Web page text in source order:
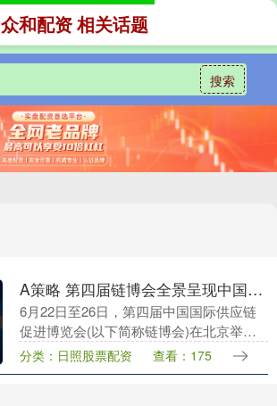
搜索
众和配资 相关话题
A策略 第四届链博会全景呈现中国AI产业崛起
6月22日至26日，第四届中国国际供应链
促进博览会(以下简称链博会)在北京举
办。 本届链博会最引人注目的变化，
是“数字科技链”升级为“数智科技链”，并首
分类：日照股票配资 查看：175